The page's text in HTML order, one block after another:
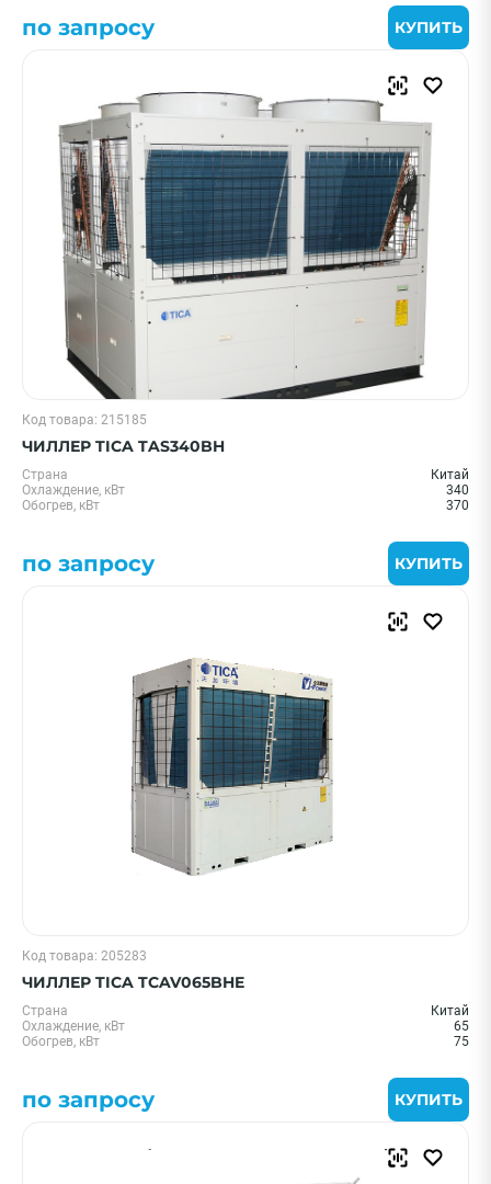
по запросу КУПИТЬ
Код товара: 215185
ЧИЛЛЕР TICA TAS340BH
Страна
Китай
Охлаждение, кВт
340
Обогрев, кВт
370
по запросу КУПИТЬ
Код товара: 205283
ЧИЛЛЕР TICA TCAV065BHE
Страна
Китай
Охлаждение, кВт
65
Обогрев, кВт
75
по запросу КУПИТЬ